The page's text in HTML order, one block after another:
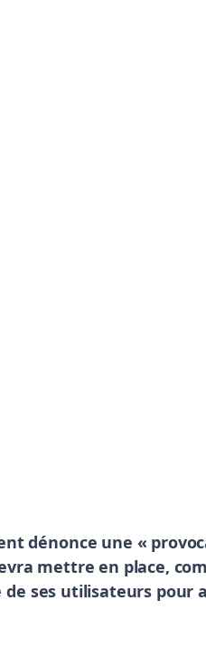
dénonce une «
mettre en place,
ses utilisateurs pour